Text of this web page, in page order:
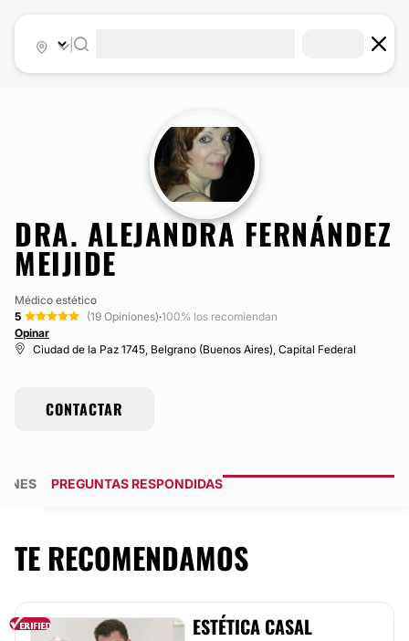
DRA. ALEJANDRA FERNÁNDEZ
MEIJIDE
Médico estético
5
(19 Opiniones)·100% los recomiendan
Opinar
Ciudad de la Paz 1745, Belgrano (Buenos Aires), Capital Federal
CONTACTAR
PREGUNTAS RESPONDIDAS
TE RECOMENDAMOS
ESTÉTICA CASAL